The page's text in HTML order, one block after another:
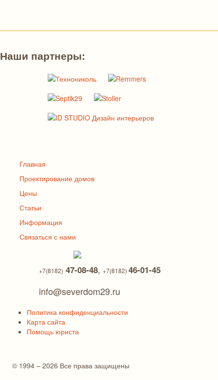
Наши партнеры:
Главная
Проектирование домов
Цены
Статьи
Информация
Связаться с нами
+7(8182) 47-08-48, +7(8182) 46-01-45
info@severdom29.ru
Политика конфиденциальности
Карта сайта
Помощь юриста
© 1994 – 2026 Все права защищены